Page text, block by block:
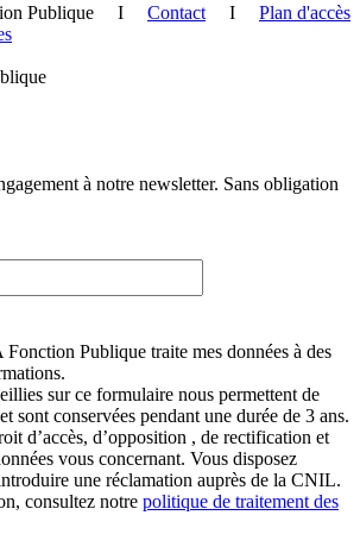
Publique I Contact I Plan d'accès
à notre newsletter. Sans obligation
Fonction Publique traite mes données à des
sur ce formulaire nous permettent de
sont conservées pendant une durée de 3 ans.
d’accès, d’opposition , de rectification et
vous concernant. Vous disposez
une réclamation auprès de la CNIL.
consultez notre politique de traitement des